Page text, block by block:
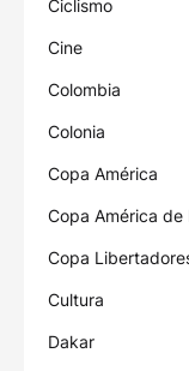
Ciclismo
Cine
Colombia
Colonia
Copa América
Copa América de
Copa
Cultura
Dakar